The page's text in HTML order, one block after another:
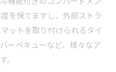
を保てますし、外部ストラ
ットを取り付けられるタイ
ーベキューなど、様々なア
。